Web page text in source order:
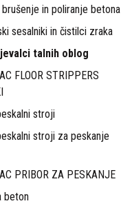
in poliranje betona
sesalniki in čistilci zraka
talnih oblog
FLOOR STRIPPERS
stroji
stroji za peskanje
PRIBOR ZA PESKANJE
beton